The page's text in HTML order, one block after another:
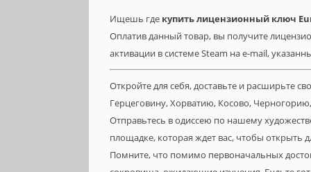
Ищешь где купить лицензионный ключ
Оплатив данный товар, вы получите
активации в системе Steam на e-mail,
Откройте для себя, доставьте и расширьте
Герцеговину, Хорватию, Косово,
Отправьтесь в одиссею по нашему
площадке, которая ждет вас, чтобы открыть
Помните, что помимо первоначальных